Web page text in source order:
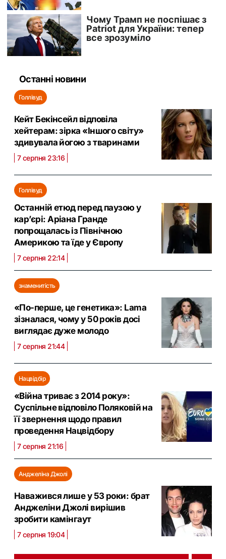
Останні новини
Голлівуд
Кейт Бекінсейл відповіла
хейтерам: зірка «Іншого світу»
здивувала йогою з тваринами
7 серпня 23:16
Голлівуд
Останній етюд перед паузою у
кар’єрі: Аріана Гранде
попрощалась із Північною
Америкою та їде у Європу
7 серпня 22:14
знаменитість
«По-перше, це генетика»: Lama
зізналася, чому у 50 років досі
виглядає дуже молодо
7 серпня 21:44
Нацвідбір
«Війна триває з 2014 року»:
Суспільне відповіло Поляковій на
її звернення щодо правил
проведення Нацвідбору
7 серпня 21:16
Анджеліна Джолі
Наважився лише у 53 роки: брат
Анджеліни Джолі вирішив
зробити камінгаут
7 серпня 19:04